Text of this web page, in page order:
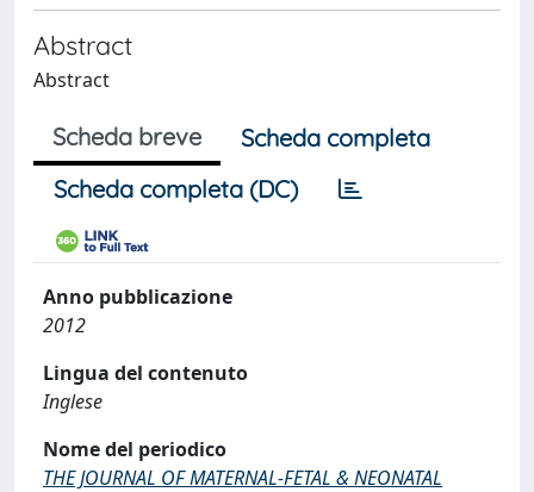
Abstract
Abstract
Scheda breve
Scheda completa
Scheda completa (DC)
Anno pubblicazione
2012
Lingua del contenuto
Inglese
Nome del periodico
THE JOURNAL OF MATERNAL-FETAL & NEONATAL